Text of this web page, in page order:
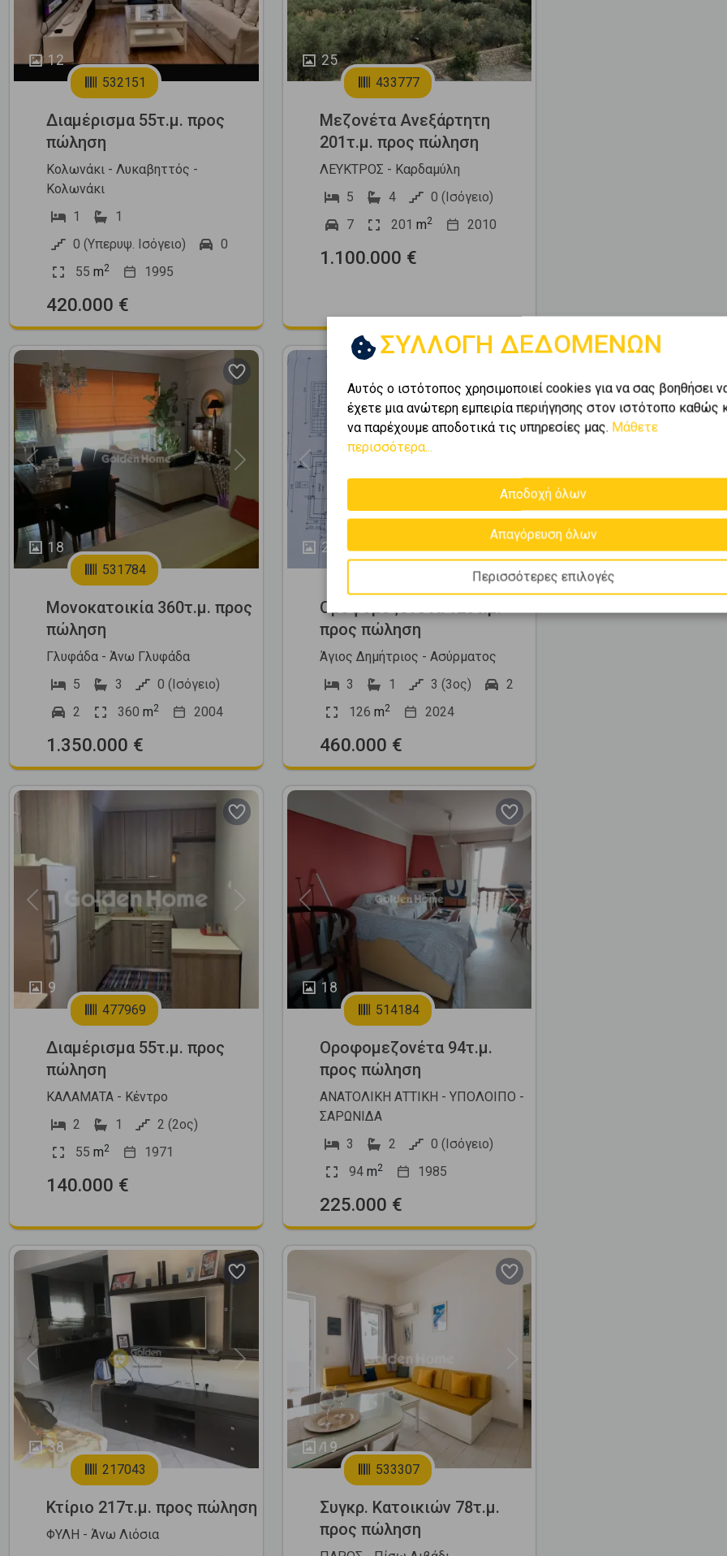
12
532151
Διαμέρισμα 55τ.μ. προς
πώληση
Κολωνάκι - Λυκαβηττός -
Κολωνάκι
1
1
0 (Υπερυψ. Ισόγειο)
0
55 m2 1995
420.000 €
25
433777
Μεζονέτα Ανεξάρτητη
201τ.μ. προς πώληση
ΛΕΥΚΤΡΟΣ - Καρδαμύλη
5
4
0 (Ισόγειο)
7
201 m2 2010
1.100.000 €
18
Previous Next
531784
Μονοκατοικία 360τ.μ. προς
πώληση
Γλυφάδα - Άνω Γλυφάδα
5
3
0 (Ισόγειο)
2
360 m2 2004
1.350.000 €
2
Previous
Οροφομεζονέτα 126τ.μ.
προς πώληση
Άγιος Δημήτριος - Ασύρματος
3
1 3 (3ος)
2
126 m2 2024
460.000 €
9
Previous Next
477969
Διαμέρισμα 55τ.μ. προς
πώληση
ΚΑΛΑΜΑΤΑ - Κέντρο
2
1
2 (2ος)
55 m2 1971
140.000 €
18
Previous Next
514184
Οροφομεζονέτα 94τ.μ.
προς πώληση
ΑΝΑΤΟΛΙΚΗ ΑΤΤΙΚΗ - ΥΠΟΛΟΙΠΟ -
ΣΑΡΩΝΙΔΑ
3
2
0 (Ισόγειο)
94m2 1985
225.000 €
38
Previous Next
217043
Κτίριο 217τ.μ. προς πώληση
ΦΥΛΗ - Άνω Λιόσια
19
Previous Next
533307
Συγκρ. Κατοικιών 78τ.μ.
προς πώληση
ΣΥΛΛΟΓΗ ΔΕΔΟΜΕΝΩΝ
Αυτός ο ιστότοπος χρησιμοποιεί cookies για να σας βοηθήσει
έχετε μια ανώτερη εμπειρία περιήγησης στον ιστότοπο καθώς
να παρέχουμε αποδοτικά τις υπηρεσίες μας. Μάθετε
περισσότερα...
Αποδοχή όλων
Απαγόρευση όλων
Περισσότερες επιλογές